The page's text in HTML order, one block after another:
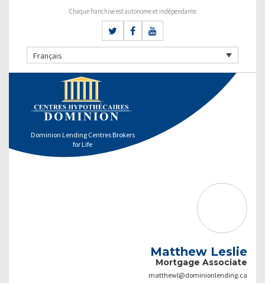
Chaque franchise est autonome et indépendante
Français
Dominion Lending Centres Brokers
for Life
Matthew Leslie
Mortgage Associate
matthewl@dominionlending.ca